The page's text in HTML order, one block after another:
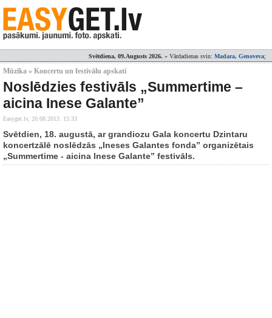
Svētdiena, 09.Augusts 2026. » Vārdadienas svin: Madara, Genoveva;
Mūzika » Koncertu un festivālu apskati
Noslēdzies festivāls „Summertime –
aicina Inese Galante”
Easyget.lv, 20.08.2013. 15:33
Svētdien, 18. augustā, ar grandiozu Gala koncertu Dzintaru
koncertzālē noslēdzās „Ineses Galantes fonda” organizētais
„Summertime - aicina Inese Galante” festivāls.